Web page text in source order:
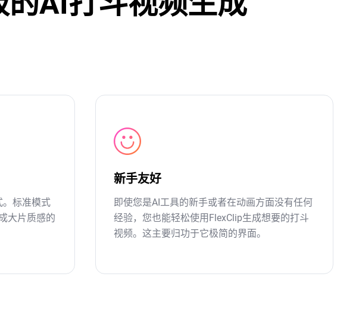
。标准模式
大片质感的
新手友好
即使您是AI工具的新手或者在动画方面没有任何
经验，您也能轻松使用FlexClip生成想要的打斗
视频。这主要归功于它极简的界面。